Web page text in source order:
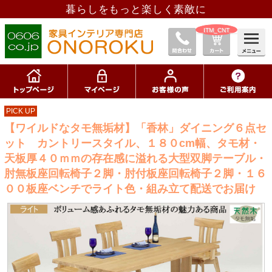
暮らしをもっと楽しく素敵に
__ITM_CNT__
PICK UP
【ワイルドなタモ無垢材】「香林」ダイニング６点セ
ット カントリースタイル、１８０cm幅、タモ材・
天板厚４０ｍｍの存在感に溢れる大型双脚テーブル・
肘無板座回転椅子２脚・肘付板座回転椅子２脚・１６
００板座ベンチでライト色・組み立て配送でお届け